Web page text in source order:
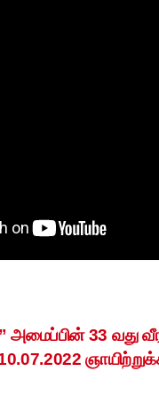
அமைப்பின் 33 வது